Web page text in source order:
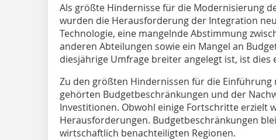
Als größte Hindernisse für die Modernisierung
wurden die Herausforderung der Integration
Technologie, eine mangelnde Abstimmung
anderen Abteilungen sowie ein Mangel an
diesjährige Umfrage breiter angelegt ist, ist dies
Zu den größten Hindernissen für die Einführung
gehörten Budgetbeschränkungen und der
Investitionen. Obwohl einige Fortschritte erzielt
Herausforderungen. Budgetbeschränkungen
wirtschaftlich benachteiligten Regionen.